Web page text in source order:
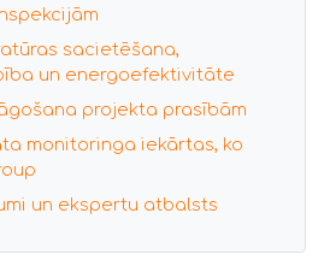
sacietēšana,
un energoefektivitāte
projekta prasībām
monitoringa iekārtas, ko
un ekspertu atbalsts